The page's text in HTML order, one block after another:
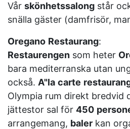
Vår skönhetssalong står
snälla gäster (damfrisör,
Oregano Restaurang:
Restaurengen som heter
bara mediterranska utan
också. A"la carte
Olympia rum direkt bredvid
jättestor sal för 450
arrangemang, baler kan